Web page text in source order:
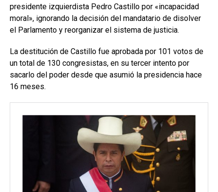
presidente izquierdista Pedro Castillo por «incapacidad
moral», ignorando la decisión del mandatario de disolver
el Parlamento y reorganizar el sistema de justicia.
La destitución de Castillo fue aprobada por 101 votos de
un total de 130 congresistas, en su tercer intento por
sacarlo del poder desde que asumió la presidencia hace
16 meses.